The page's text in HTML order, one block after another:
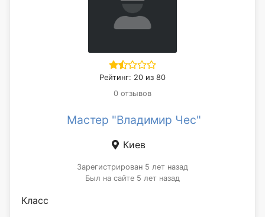
Рейтинг: 20 из 80
0 отзывов
Мастер "Владимир Чес"
Киев
Зарегистрирован 5 лет назад
Был на сайте 5 лет назад
Класс